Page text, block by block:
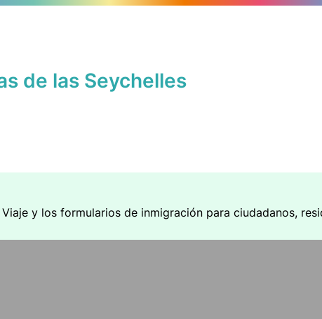
de las Seychelles
y los formularios de inmigración para ciudadanos,